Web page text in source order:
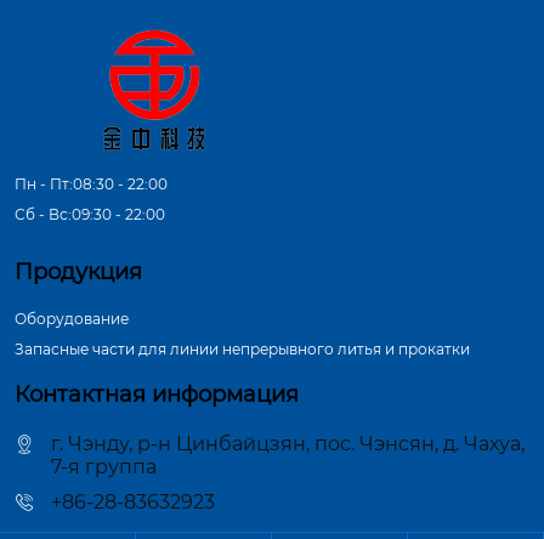
Пн - Пт:08:30 - 22:00
Сб - Вс:09:30 - 22:00
Продукция
Оборудование
Запасные части для линии непрерывного литья и прокатки
Контактная информация
г. Чэнду, р-н Цинбайцзян, пос. Чэнсян, д. Чахуа,
7-я группа
+86-28-83632923